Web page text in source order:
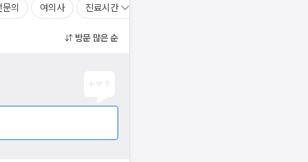
문의 여의사 진료시간
방문 많은 순